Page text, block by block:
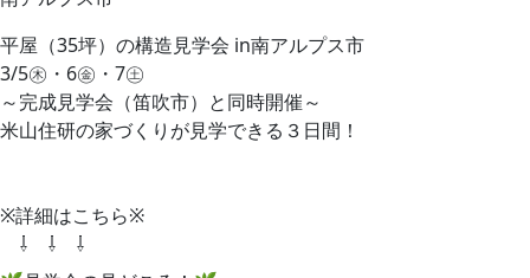
平屋（35坪）の構造見学会 in南アルプス市
3/5㊍・6㊎・7㊏
～完成見学会（笛吹市）と同時開催～
米山住研の家づくりが見学できる３日間！
※詳細はこちら※
⇩ ⇩ ⇩